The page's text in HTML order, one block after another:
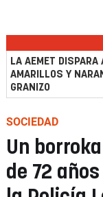
LA AEMET DISPARA
AMARILLOS Y
GRANIZO
SOCIEDAD
Un
de 72